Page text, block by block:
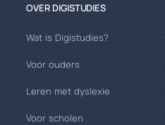
OVER DIGISTUDIES
Wat is Digistudies?
Voor ouders
Leren met dyslexie
Voor scholen